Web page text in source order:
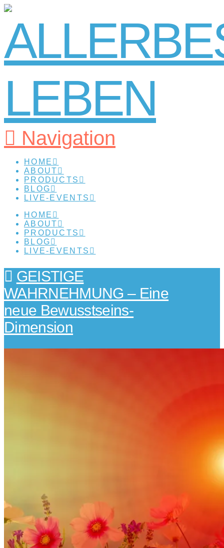
Navigation
HOME
ABOUT
PRODUCTS
BLOG
LIVE-EVENTS
HOME
ABOUT
PRODUCTS
BLOG
LIVE-EVENTS
GEISTIGE
WAHRNEHMUNG – Eine
neue Bewusstseins-
Dimension